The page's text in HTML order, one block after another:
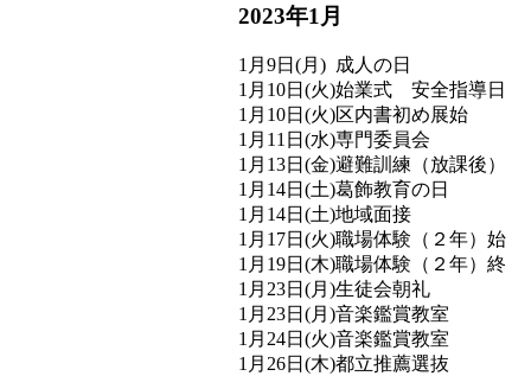
2023年1月
1月 9日(月) 成人の日
1月 10日(火)始業式 安全指導日
1月 10日(火)区内書初め展始
1月 11日(水)専門委員会
1月 13日(金)避難訓練（放課後）
1月 14日(土)葛飾教育の日
1月 14日(土)地域面接
1月 17日(火)職場体験（２年）始
1月 19日(木)職場体験（２年）終
1月 23日(月)生徒会朝礼
1月 23日(月)音楽鑑賞教室
1月 24日(火)音楽鑑賞教室
1月 26日(木)都立推薦選抜